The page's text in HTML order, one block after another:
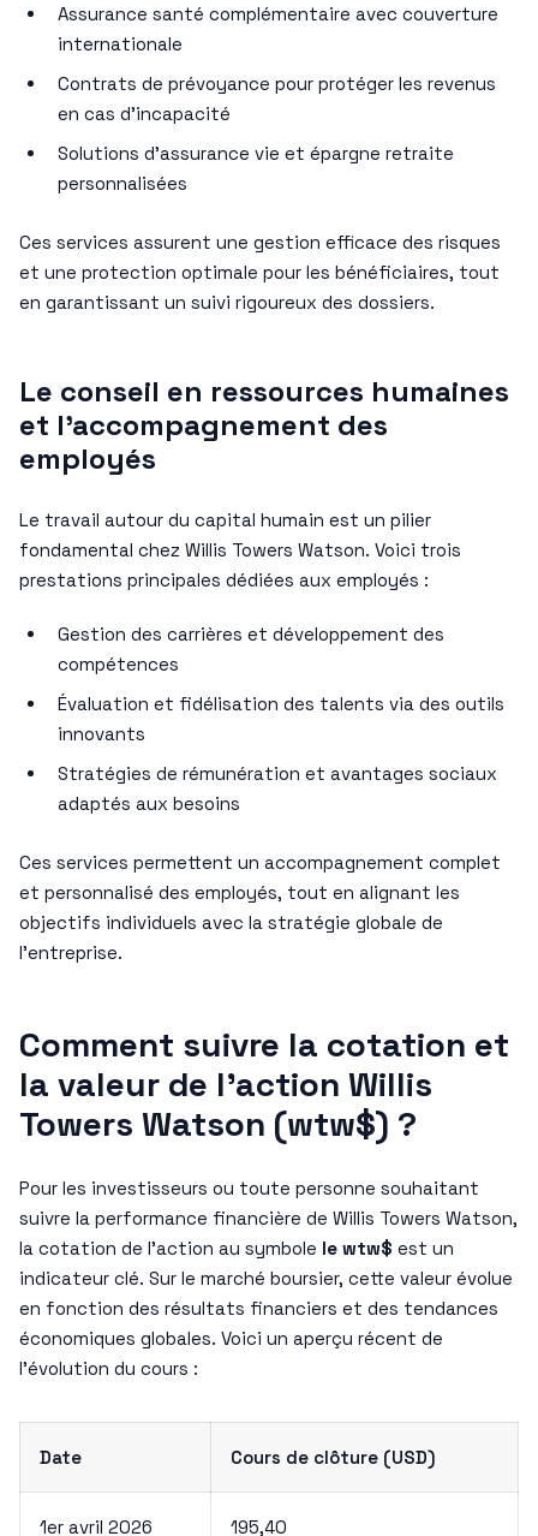
Assurance santé complémentaire avec couverture
internationale
Contrats de prévoyance pour protéger les revenus
en cas d’incapacité
Solutions d’assurance vie et épargne retraite
personnalisées
Ces services assurent une gestion efficace des risques
et une protection optimale pour les bénéficiaires, tout
en garantissant un suivi rigoureux des dossiers.
Le conseil en ressources humaines
et l’accompagnement des
employés
Le travail autour du capital humain est un pilier
fondamental chez Willis Towers Watson. Voici trois
prestations principales dédiées aux employés :
Gestion des carrières et développement des
compétences
Évaluation et fidélisation des talents via des outils
innovants
Stratégies de rémunération et avantages sociaux
adaptés aux besoins
Ces services permettent un accompagnement complet
et personnalisé des employés, tout en alignant les
objectifs individuels avec la stratégie globale de
l’entreprise.
Comment suivre la cotation et
la valeur de l’action Willis
Towers Watson (wtw$) ?
Pour les investisseurs ou toute personne souhaitant
suivre la performance financière de Willis Towers Watson,
la cotation de l’action au symbole le wtw$ est un
indicateur clé. Sur le marché boursier, cette valeur évolue
en fonction des résultats financiers et des tendances
économiques globales. Voici un aperçu récent de
l’évolution du cours :
Date Cours de clôture (USD)
1er avril 2026 195,40